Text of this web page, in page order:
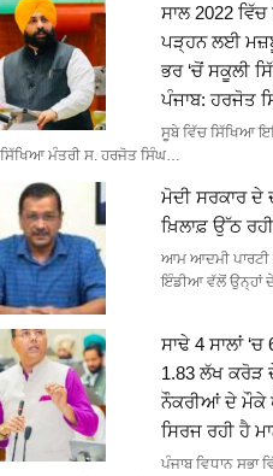
ਸਾਲ 2022 ਵਿੱਚ
ਪੜ੍ਹਨ ਲਈ
ਭਰ ‘ਚੋਂ ਸਕੂਲੀ
ਪੰਜਾਬ: ਹਰਜੋਤ
ਸੂਬੇ ਵਿੱਚ ਸਿੱਖਿਆ
ਸਿੱਖਿਆ ਮੰਤਰੀ ਸ. ਹਰਜੋਤ ਸਿੰਘ…
ਮੋਦੀ ਸਰਕਾਰ
ਖ਼ਿਲਾਫ਼ ਉੱਠ
ਆਮ ਆਦਮੀ ਪਾਰਟੀ
ਇੰਡੀਆ ਵੱਲੋਂ ਉਨ੍ਹਾਂ
ਸਾਢੇ 4 ਸਾਲਾਂ
1.83 ਲੱਖ ਕਰੋੜ
ਨੌਕਰੀਆਂ ਦੇ ਮੌਕੇ
ਸਿਰਜ ਰਹੀ ਹੈ
ਪੰਜਾਬ ਵਿਧਾਨ ਸਭਾ